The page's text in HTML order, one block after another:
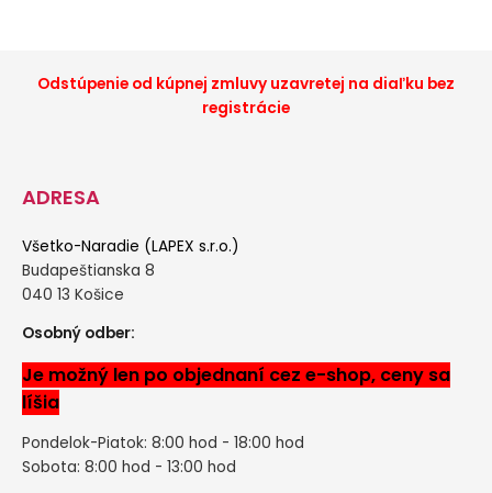
Odstúpenie od kúpnej zmluvy uzavretej na diaľku bez
registrácie
ADRESA
Všetko-Naradie (LAPEX s.r.o.)
Budapeštianska 8
040 13 Košice
Osobný odber:
Je možný len po objednaní cez e-shop, ceny sa
líšia
Pondelok-Piatok: 8:00 hod - 18:00 hod
Sobota: 8:00 hod - 13:00 hod